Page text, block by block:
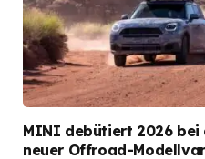
MINI debütiert 2026 bei
neuer Offroad-